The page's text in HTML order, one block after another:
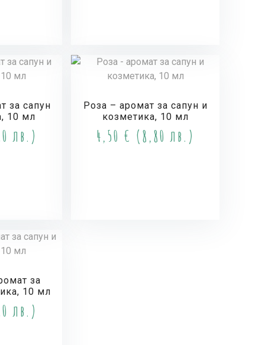
за сапун
10 мл
лв.)
Роза – аромат за сапун и
козметика, 10 мл
4,50 € (8,80 лв.)
за
10 мл
лв.)